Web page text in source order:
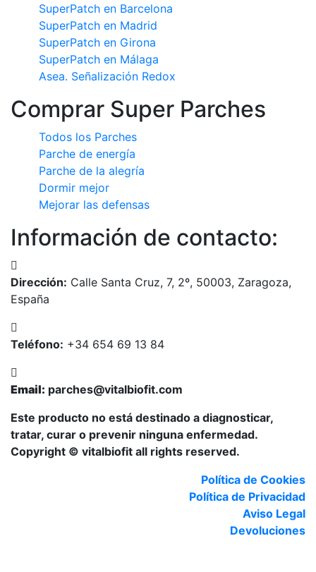
SuperPatch en Barcelona
SuperPatch en Madrid
SuperPatch en Girona
SuperPatch en Málaga
Asea. Señalización Redox
Comprar Super Parches
Todos los Parches
Parche de energía
Parche de la alegría
Dormir mejor
Mejorar las defensas
Información de contacto:
Dirección: Calle Santa Cruz, 7, 2º, 50003, Zaragoza,
España
Teléfono: +34 654 69 13 84
Email: parches@vitalbiofit.com
Este producto no está destinado a diagnosticar,
tratar, curar o prevenir ninguna enfermedad.
Copyright © vitalbiofit all rights reserved.
Política de Cookies
Política de Privacidad
Aviso Legal
Devoluciones